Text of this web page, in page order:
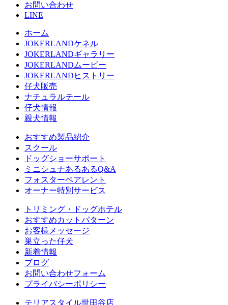
お問い合わせ
LINE
ホーム
JOKERLANDケネル
JOKERLANDギャラリー
JOKERLANDムービー
JOKERLANDヒストリー
仔犬販売
ナチュラルテール
仔犬情報
親犬情報
おすすめ製品紹介
スクール
ドッグショーサポート
ミニシュナあるあるQ&A
フォスターペアレント
オーナー特別サービス
トリミング・ドッグホテル
おすすめカットパターン
お客様メッセージ
巣立った仔犬
新着情報
ブログ
お問い合わせフォーム
プライバシーポリシー
テリアスタイル世田谷店